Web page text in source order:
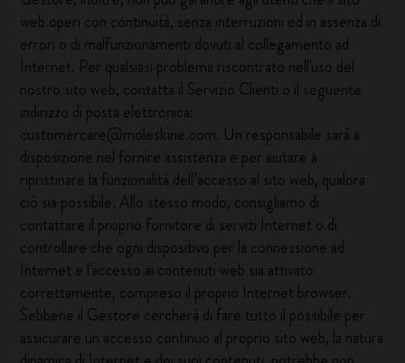
web operi con continuità, senza interruzioni ed in assenza di
errori o di malfunzionamenti dovuti al collegamento ad
Internet. Per qualsiasi problema riscontrato nell'uso del
nostro sito web, contatta il Servizio Clienti o il seguente
indirizzo di posta elettronica:
customercare@moleskine.com. Un responsabile sarà a
disposizione nel fornire assistenza e per aiutare a
ripristinare la funzionalità dell’accesso al sito web, qualora
ciò sia possibile. Allo stesso modo, consigliamo di
contattare il proprio fornitore di servizi Internet o di
controllare che ogni dispositivo per la connessione ad
Internet e l'accesso ai contenuti web sia attivato
correttamente, compreso il proprio Internet browser.
Sebbene il Gestore cercherà di fare tutto il possibile per
assicurare un accesso continuo al proprio sito web, la natura